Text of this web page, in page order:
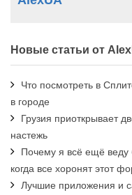
Новые статьи от
Что посмотреть в
в городе
Грузия приоткрывает
настежь
Почему я всё ещё веду
когда все хоронят этот
Лучшие приложения и